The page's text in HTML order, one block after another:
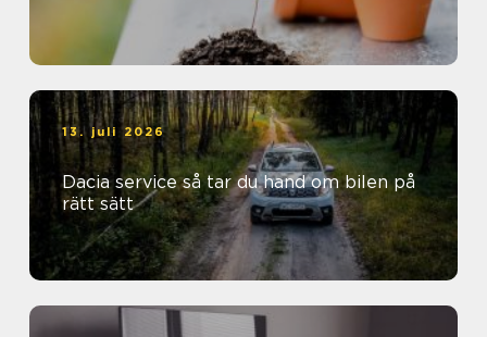
13. juli 2026
Dacia service så tar du hand om bilen på
rätt sätt